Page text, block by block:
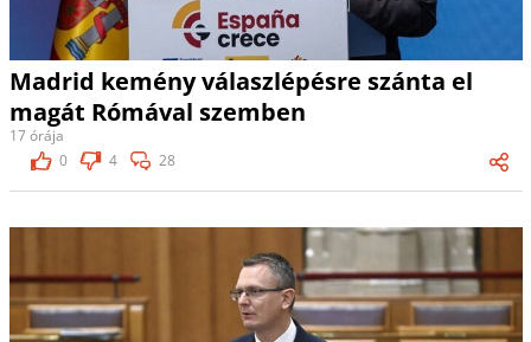
Madrid kemény válaszlépésre szánta el
magát Rómával szemben
17 órája
0
4 28